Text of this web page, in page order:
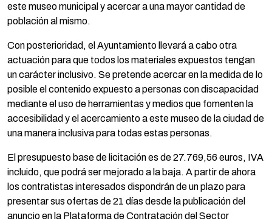
este museo municipal y acercar a una mayor cantidad de
población al mismo.
Con posterioridad, el Ayuntamiento llevará a cabo otra
actuación para que todos los materiales expuestos tengan
un carácter inclusivo. Se pretende acercar en la medida de lo
posible el contenido expuesto a personas con discapacidad
mediante el uso de herramientas y medios que fomenten la
accesibilidad y el acercamiento a este museo de la ciudad de
una manera inclusiva para todas estas personas.
El presupuesto base de licitación es de 27.769,56 euros, IVA
incluido, que podrá ser mejorado a la baja. A partir de ahora
los contratistas interesados dispondrán de un plazo para
presentar sus ofertas de 21 días desde la publicación del
anuncio en la Plataforma de Contratación del Sector